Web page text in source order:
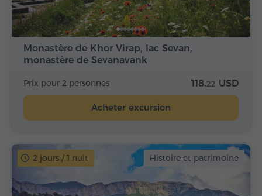
Monastère de Khor Virap, lac Sevan,
monastère de Sevanavank
Prix pour 2 personnes 118.22 USD
Acheter excursion
2 jours / 1 nuit Histoire et patrimoine